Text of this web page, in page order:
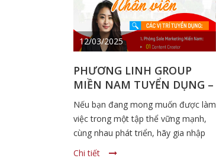
12/03/2025
PHƯƠNG LINH GROUP
MIỀN NAM TUYỂN DỤNG –
CƠ HỘI NGHỀ NGHIỆP HẤP
DẪN
Nếu bạn đang mong muốn được làm
việc trong một tập thể vững mạnh,
cùng nhau phát triển, hãy gia nhập
ngay Phương Linh Group – Đơn vị
Chi tiết